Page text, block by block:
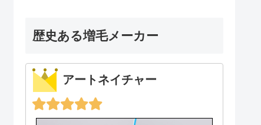
歴史ある増毛メーカー
アートネイチャー